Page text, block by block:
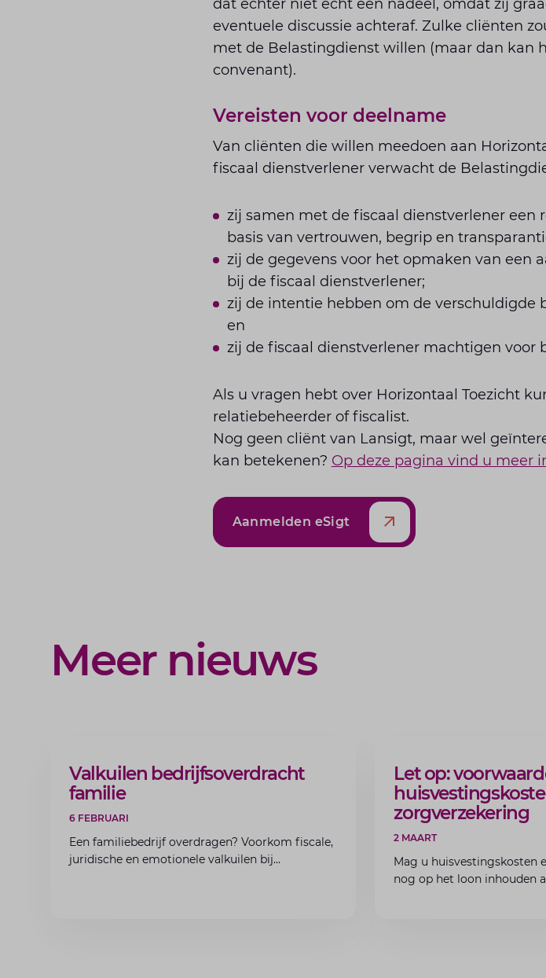
dat echter niet echt een nadeel, omdat zij
eventuele discussie achteraf. Zulke cliënten
met de Belastingdienst willen (maar dan kan
convenant).
Vereisten voor deelname
Van cliënten die willen meedoen aan
fiscaal dienstverlener verwacht de
zij samen met de fiscaal dienstverlener
basis van vertrouwen, begrip en
zij de gegevens voor het opmaken van een
bij de fiscaal dienstverlener;
zij de intentie hebben om de verschuldigde
en
zij de fiscaal dienstverlener machtigen
Als u vragen hebt over Horizontaal Toezicht
relatiebeheerder of fiscalist.
Nog geen cliënt van Lansigt, maar wel
kan betekenen? Op deze pagina vind u meer
Aanmelden eSigt
Meer nieuws
ARTIKEL
Valkuilen bedrijfsoverdracht
familie
6 FEBRUARI
Een familiebedrijf overdragen? Voorkom fiscale,
juridische en emotionele valkuilen bij
ARTIKEL
Let op:
zorgverzekering
2 MAART
Mag u huisvestingskosten
nog op het loon inhouden